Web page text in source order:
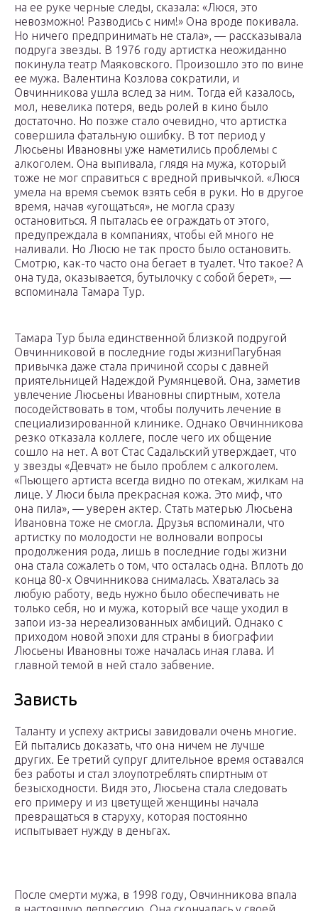
на ее руке черные следы, сказала: «Люся, это
невозможно! Разводись с ним!» Она вроде покивала.
Но ничего предпринимать не стала», — рассказывала
подруга звезды. В 1976 году артистка неожиданно
покинула театр Маяковского. Произошло это по вине
ее мужа. Валентина Козлова сократили, и
Овчинникова ушла вслед за ним. Тогда ей казалось,
мол, невелика потеря, ведь ролей в кино было
достаточно. Но позже стало очевидно, что артистка
совершила фатальную ошибку. В тот период у
Люсьены Ивановны уже наметились проблемы с
алкоголем. Она выпивала, глядя на мужа, который
тоже не мог справиться с вредной привычкой. «Люся
умела на время съемок взять себя в руки. Но в другое
время, начав «угощаться», не могла сразу
остановиться. Я пыталась ее ограждать от этого,
предупреждала в компаниях, чтобы ей много не
наливали. Но Люсю не так просто было остановить.
Смотрю, как-то часто она бегает в туалет. Что такое? А
она туда, оказывается, бутылочку с собой берет», —
вспоминала Тамара Тур.
Тамара Тур была единственной близкой подругой
Овчинниковой в последние годы жизниПагубная
привычка даже стала причиной ссоры с давней
приятельницей Надеждой Румянцевой. Она, заметив
увлечение Люсьены Ивановны спиртным, хотела
посодействовать в том, чтобы получить лечение в
специализированной клинике. Однако Овчинникова
резко отказала коллеге, после чего их общение
сошло на нет. А вот Стас Садальский утверждает, что
у звезды «Девчат» не было проблем с алкоголем.
«Пьющего артиста всегда видно по отекам, жилкам на
лице. У Люси была прекрасная кожа. Это миф, что
она пила», — уверен актер. Стать матерью Люсьена
Ивановна тоже не смогла. Друзья вспоминали, что
артистку по молодости не волновали вопросы
продолжения рода, лишь в последние годы жизни
она стала сожалеть о том, что осталась одна. Вплоть до
конца 80-х Овчинникова снималась. Хваталась за
любую работу, ведь нужно было обеспечивать не
только себя, но и мужа, который все чаще уходил в
запои из-за нереализованных амбиций. Однако с
приходом новой эпохи для страны в биографии
Люсьены Ивановны тоже началась иная глава. И
главной темой в ней стало забвение.
Зависть
Таланту и успеху актрисы завидовали очень многие.
Ей пытались доказать, что она ничем не лучше
других. Ее третий супруг длительное время оставался
без работы и стал злоупотреблять спиртным от
безысходности. Видя это, Люсьена стала следовать
его примеру и из цветущей женщины начала
превращаться в старуху, которая постоянно
испытывает нужду в деньгах.
После смерти мужа, в 1998 году, Овчинникова впала